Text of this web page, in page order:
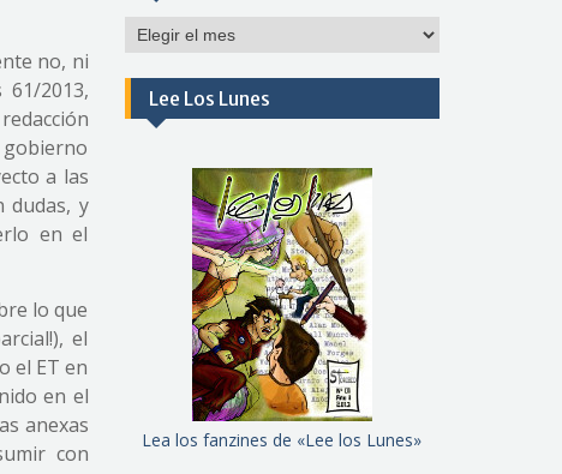
no, ni
2013,
a las
dudas, y
en el
lo que
el
el ET en
en el
anexas
con
Por
Lee Los Lunes
Lea los fanzines de «Lee los Lunes»